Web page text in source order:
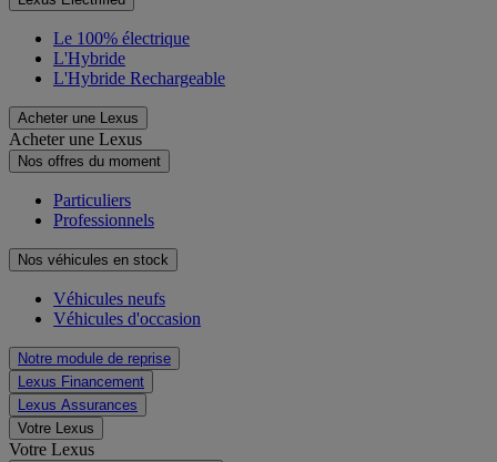
Le 100% électrique
L'Hybride
L'Hybride Rechargeable
Acheter une Lexus
Acheter une Lexus
Nos offres du moment
Particuliers
Professionnels
Nos véhicules en stock
Véhicules neufs
Véhicules d'occasion
Notre module de reprise
Lexus Financement
Lexus Assurances
Votre Lexus
Votre Lexus